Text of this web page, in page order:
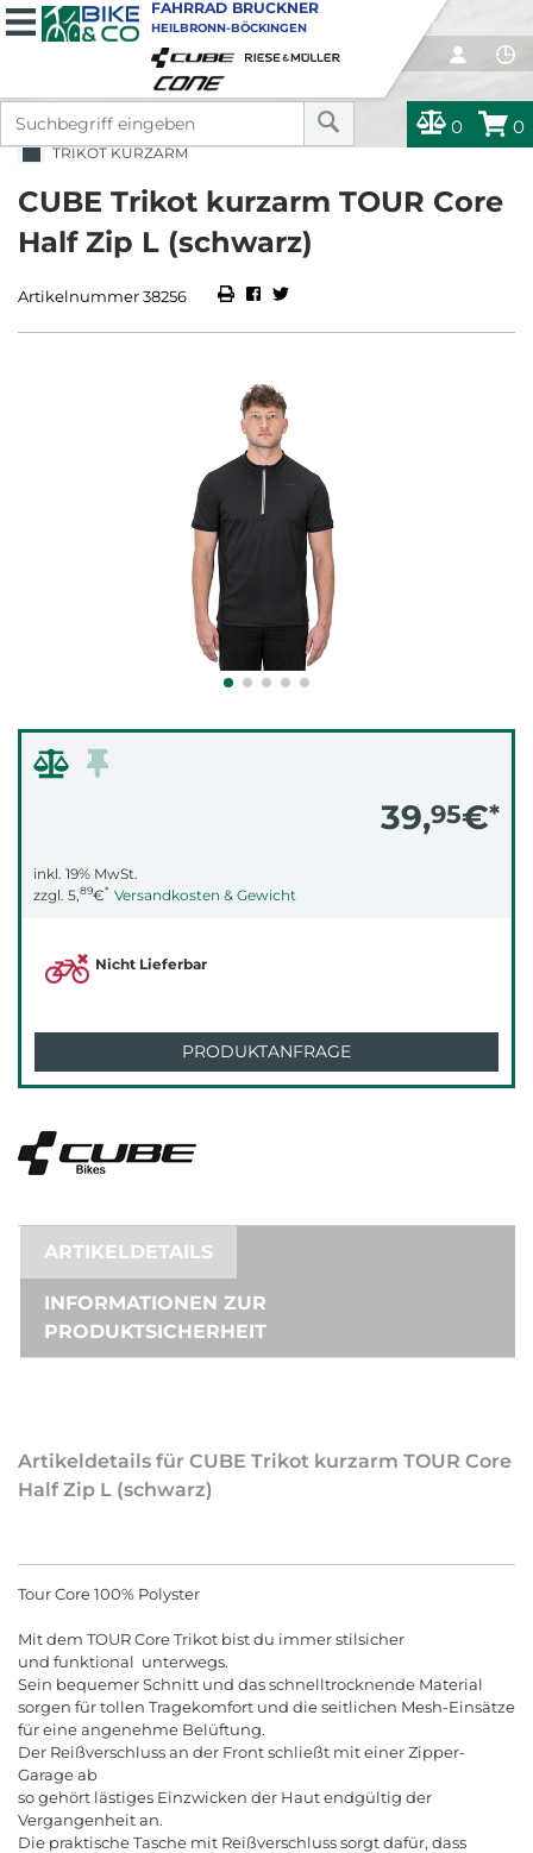
0 0
FAHRRAD BRUCKNER
HEILBRONN-BÖCKINGEN
TRIKOT KURZARM
CUBE Trikot kurzarm TOUR Core
Half Zip L (schwarz)
Artikelnummer 38256
39,95€*
inkl. 19% MwSt.
zzgl. 5,89€* Versandkosten & Gewicht
Nicht Lieferbar
PRODUKTANFRAGE
ARTIKELDETAILS
INFORMATIONEN ZUR
PRODUKTSICHERHEIT
Artikeldetails für CUBE Trikot kurzarm TOUR Core
Half Zip L (schwarz)
Tour Core 100% Polyster
Mit dem TOUR Core Trikot bist du immer stilsicher
und funktional unterwegs.
Sein bequemer Schnitt und das schnelltrocknende Material
sorgen für tollen Tragekomfort und die seitlichen Mesh-Einsätze
für eine angenehme Belüftung.
Der Reißverschluss an der Front schließt mit einer Zipper-
Garage ab
so gehört lästiges Einzwicken der Haut endgültig der
Vergangenheit an.
Die praktische Tasche mit Reißverschluss sorgt dafür, dass